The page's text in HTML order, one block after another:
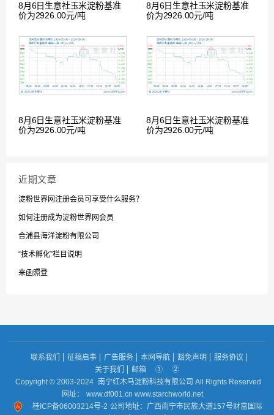
8月6日生意社玉米淀粉基准
价为2926.00元/吨
8月6日生意社玉米淀粉基准
价为2926.00元/吨
8月6日生意社玉米淀粉基准
价为2926.00元/吨
8月6日生意社玉米淀粉基准
价为2926.00元/吨
近期文章
淀粉世界网注册会员可享受什么服务？
如何注册成为淀粉世界网会员
合浦县海洋淀粉有限公司
“技术孵化”栏目说明
来函照登
联系我们 征稿启事 广告服务 本网导航 豁免声明
服务协议
关于我们
邮箱 ①
②
Copyright © 2003-2024 南宁红木马淀粉科技有限公司 All Rights Reserved
网址：
www.df001.cn www.starchworld.net
桂ICP备06003214号-2 公司地址：广西南宁市民族大道157号财富国际